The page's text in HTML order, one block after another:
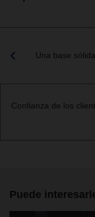
Una base
Confianza de los
Puede